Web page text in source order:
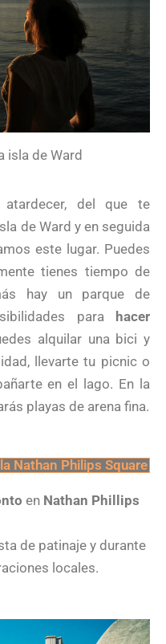
isla de Ward
del que te
de Ward y en seguida
este lugar. Puedes
tienes tiempo de
hay un parque de
para
hacer
alquilar una bici y
llevarte tu picnic o
en el lago. En la
playas de arena fina.
Nathan Philips Square
en Nathan Phillips
de patinaje y durante
locales.